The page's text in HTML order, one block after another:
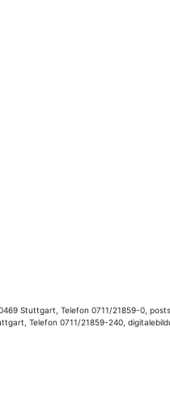
Stuttgart, Telefon 0711/21859-0,
Telefon 0711/21859-240,